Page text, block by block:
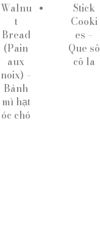
Walnu
t
Bread
(Pain
aux
noix) –
Bánh
mì hạt
óc chó
Stick
Cooki
es –
Que sô
cô la